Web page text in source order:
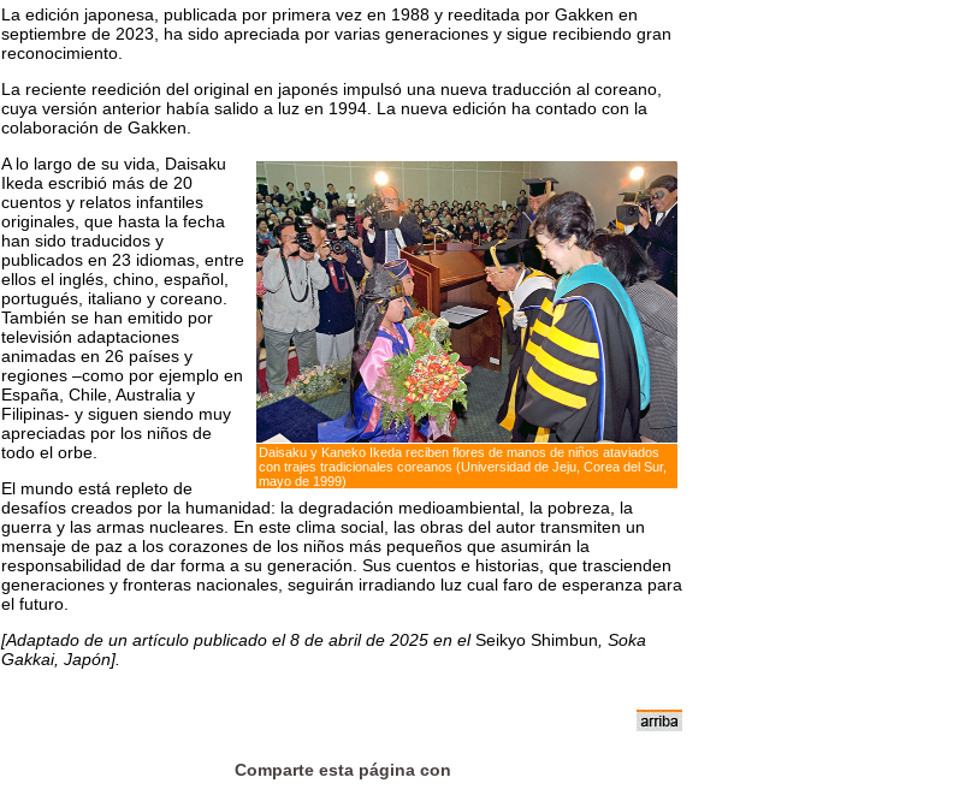
La edición japonesa, publicada por primera vez en 1988 y reeditada por Gakken en
septiembre de 2023, ha sido apreciada por varias generaciones y sigue recibiendo gran
reconocimiento.
La reciente reedición del original en japonés impulsó una nueva traducción al coreano,
cuya versión anterior había salido a luz en 1994. La nueva edición ha contado con la
colaboración de Gakken.
Daisaku y Kaneko Ikeda reciben flores de manos de niños ataviados
con trajes tradicionales coreanos (Universidad de Jeju, Corea del Sur,
mayo de 1999)
A lo largo de su vida, Daisaku
Ikeda escribió más de 20
cuentos y relatos infantiles
originales, que hasta la fecha
han sido traducidos y
publicados en 23 idiomas, entre
ellos el inglés, chino, español,
portugués, italiano y coreano.
También se han emitido por
televisión adaptaciones
animadas en 26 países y
regiones –como por ejemplo en
España, Chile, Australia y
Filipinas- y siguen siendo muy
apreciadas por los niños de
todo el orbe.
El mundo está repleto de
desafíos creados por la humanidad: la degradación medioambiental, la pobreza, la
guerra y las armas nucleares. En este clima social, las obras del autor transmiten un
mensaje de paz a los corazones de los niños más pequeños que asumirán la
responsabilidad de dar forma a su generación. Sus cuentos e historias, que trascienden
generaciones y fronteras nacionales, seguirán irradiando luz cual faro de esperanza para
el futuro.
[Adaptado de un artículo publicado el 8 de abril de 2025 en elSeikyo Shimbun , Soka
Gakkai, Japón].
Comparte esta página con